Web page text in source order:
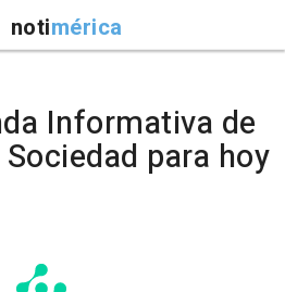
notimérica
Informativa de
para hoy